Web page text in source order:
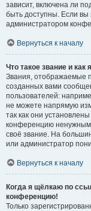
зависит, включена ли
быть доступны. Если вы
администратором
Вернуться к началу
Что такое звание и как
Звания, отображаемые
созданных вами
пользователей:
не можете напрямую
так как они
конференцию
своё звание. На
или администратор
Вернуться к началу
Когда я щёлкаю по
конференцию!
Только